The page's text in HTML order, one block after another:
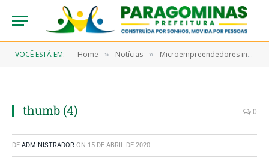
VOCÊ ESTÁ EM: Home » Notícias » Microempreendedores individuais ganham semana dedicada à capacitação
thumb (4) 0
DE ADMINISTRADOR ON 15 DE ABRIL DE 2020